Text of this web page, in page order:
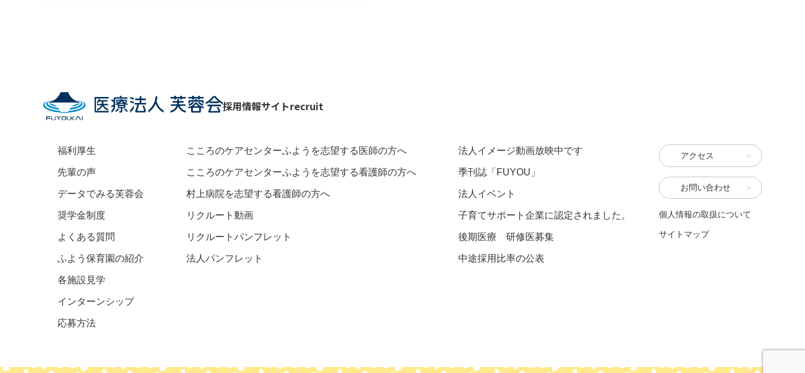
採用情報サイトrecruit
福利厚生
先輩の声
データでみる芙蓉会
奨学金制度
よくある質問
ふよう保育園の紹介
各施設見学
インターンシップ
応募方法
こころのケアセンターふようを志望する医師の方へ
こころのケアセンターふようを志望する看護師の方へ
村上病院を志望する看護師の方へ
リクルート動画
リクルートパンフレット
法人パンフレット
法人イメージ動画放映中です
季刊誌「FUYOU」
法人イベント
子育てサポート企業に認定されました。
後期医療 研修医募集
中途採用比率の公表
アクセス
お問い合わせ
個人情報の取扱について
サイトマップ